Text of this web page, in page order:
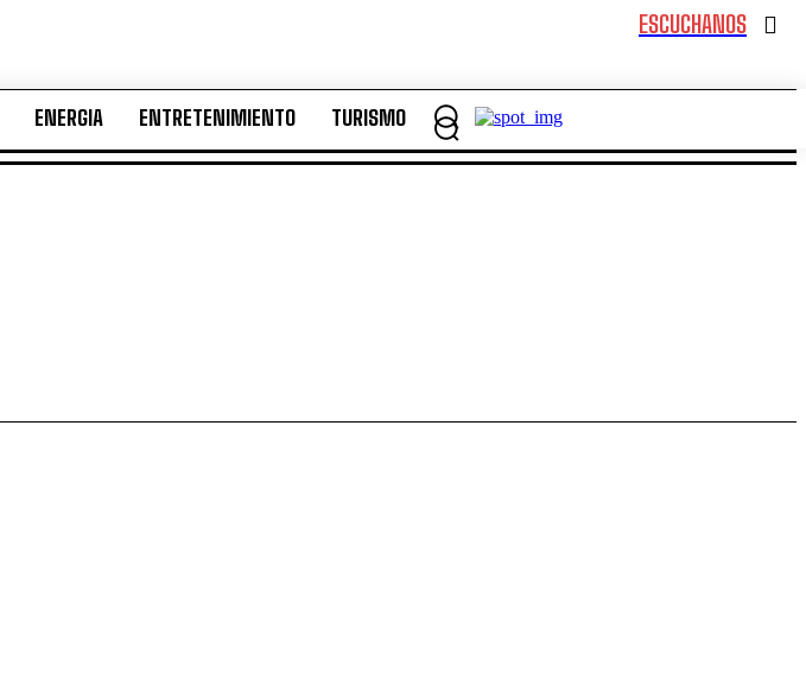
ESCUCHANOS
ENERGIA ENTRETENIMIENTO TURISMO Sábado, Agosto 8, 2026
ENERGIA ENTRETENIMIENTO TURISMO